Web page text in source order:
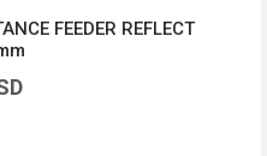
FEEDER REFLECT